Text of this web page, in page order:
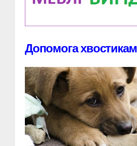
Допомога хвостикам